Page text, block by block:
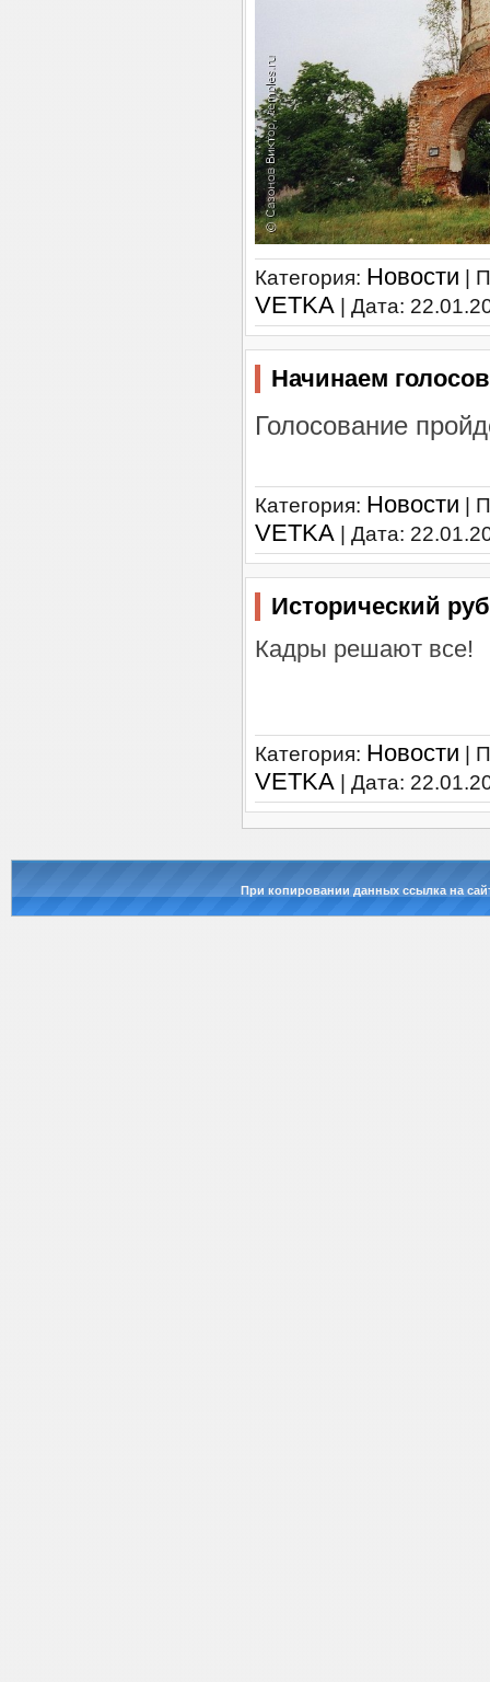
Категория: Новости |
VETKA | Дата:
Начинаем
Голосование
Категория: Новости |
VETKA | Дата:
Исторический
Кадры решают все!
Категория: Новости |
VETKA | Дата:
При копировании данных ссылка на